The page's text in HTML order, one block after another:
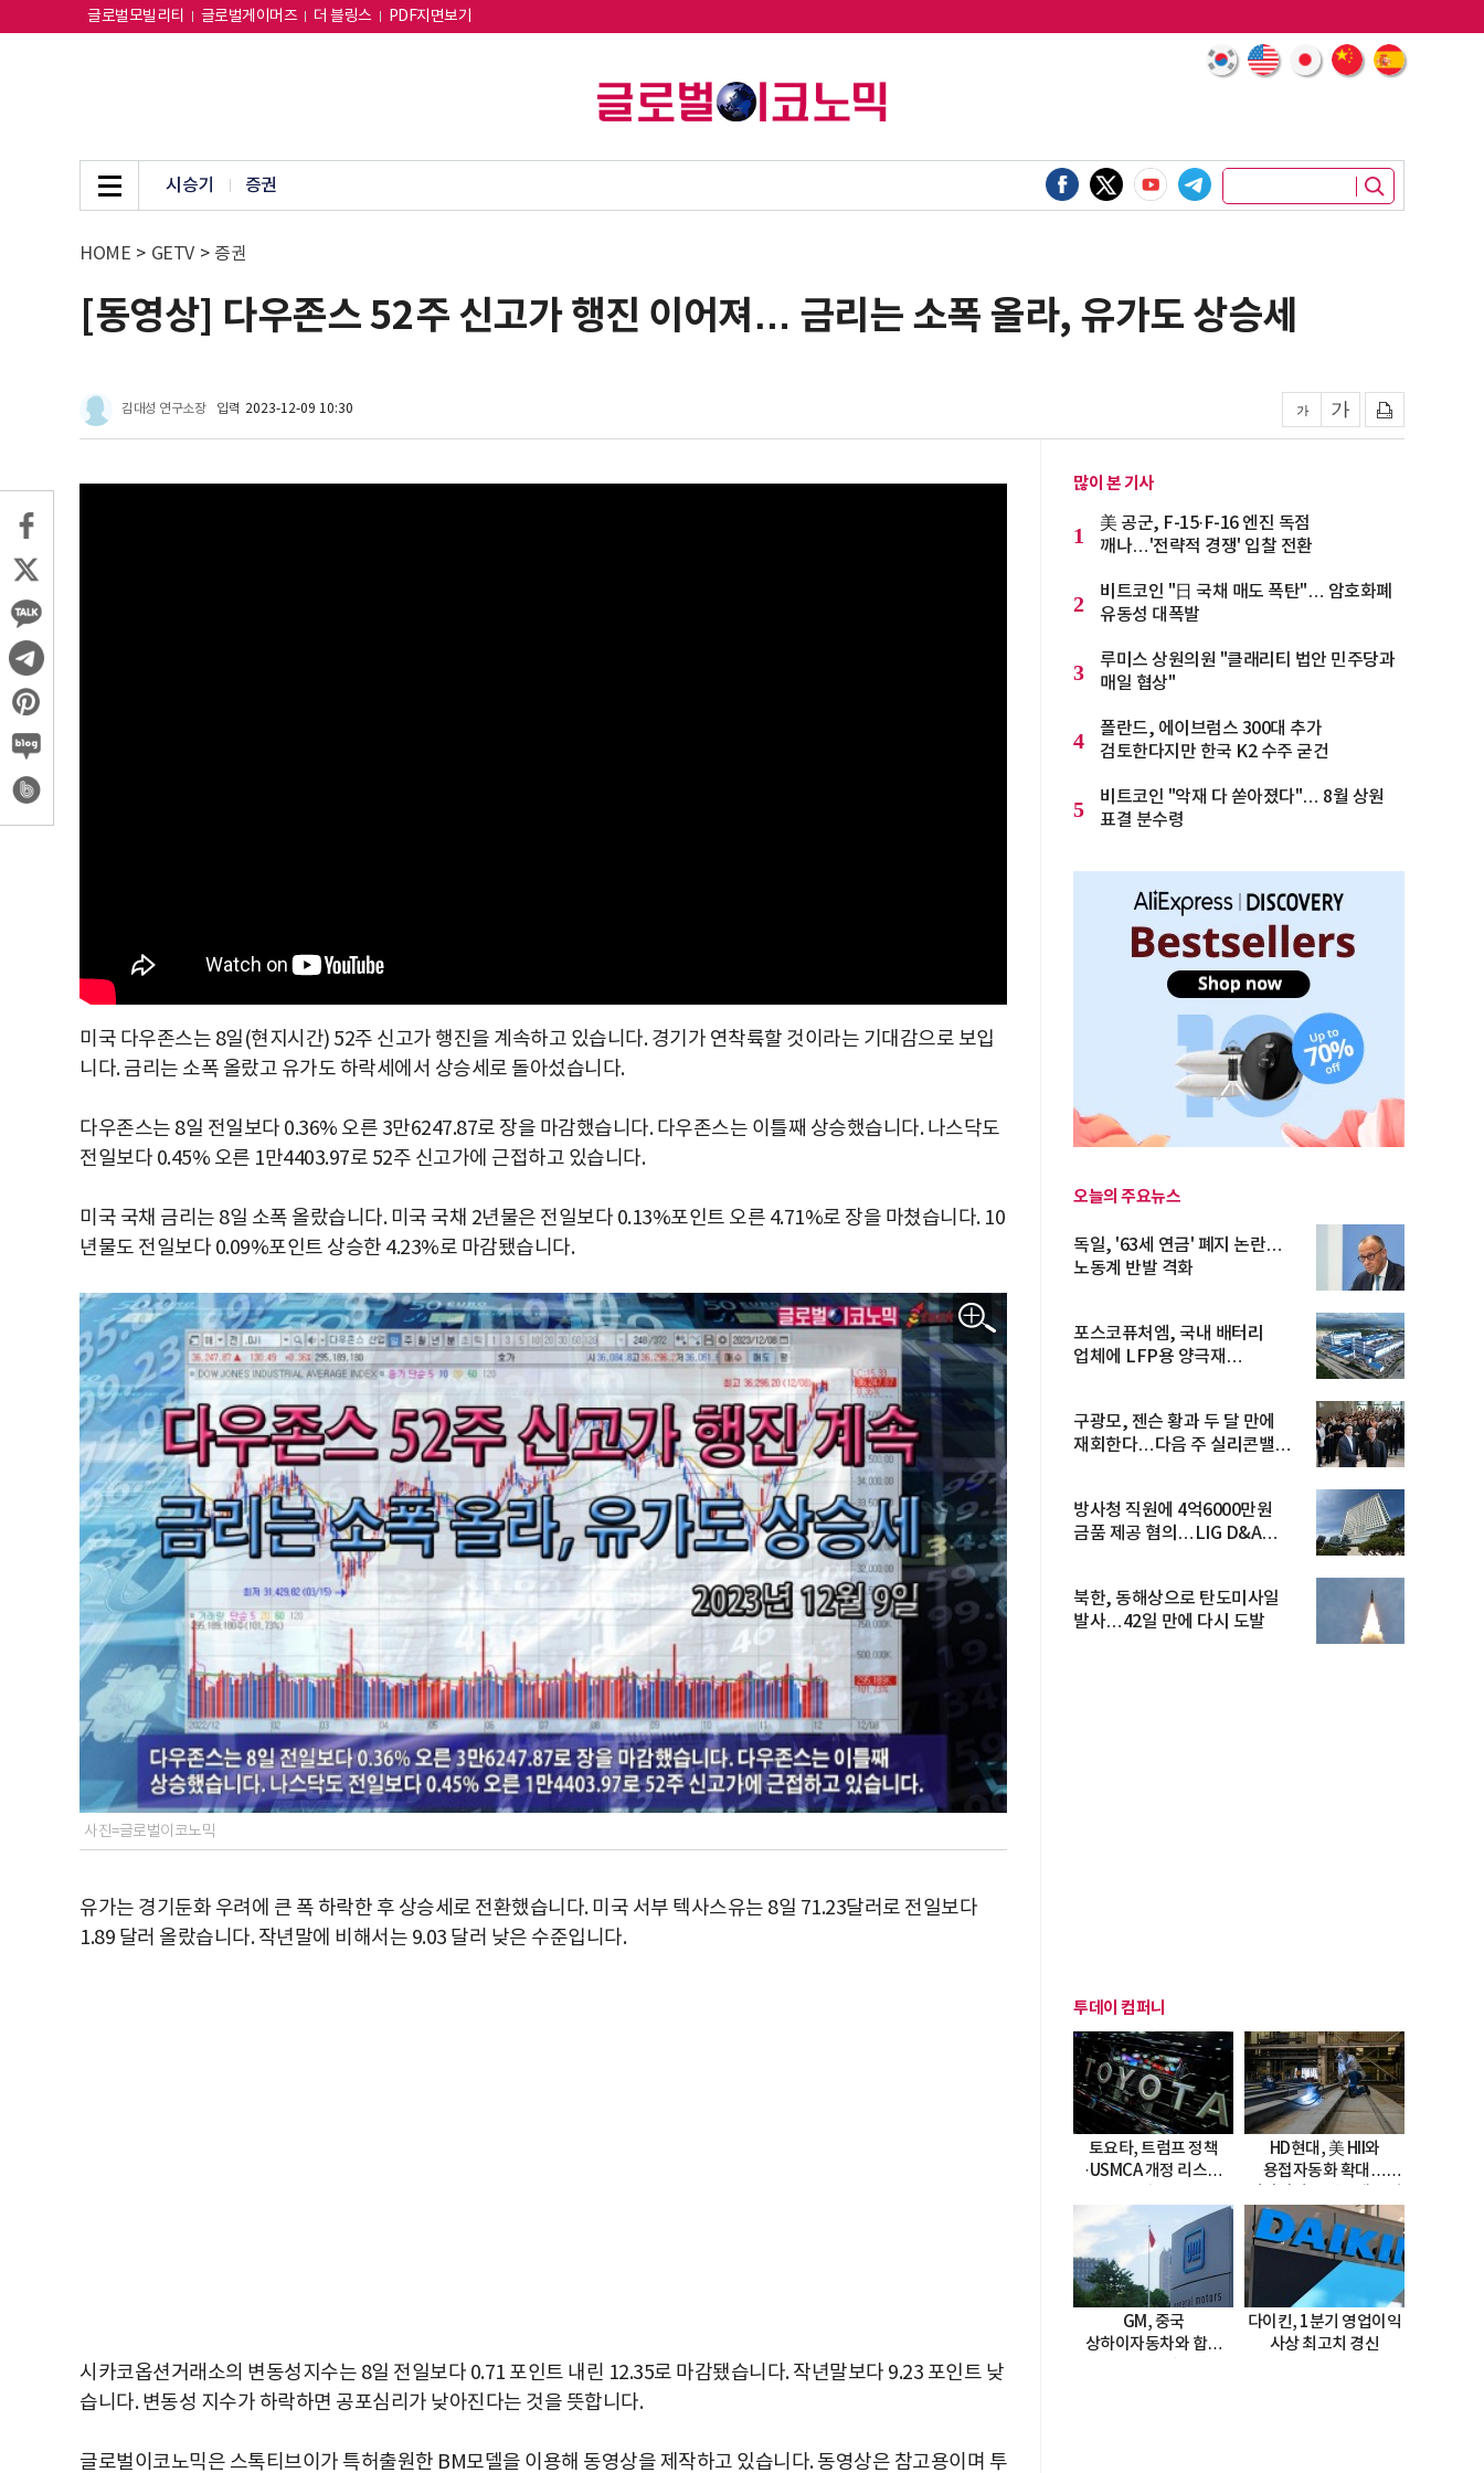
글로벌모빌리티 글로벌게이머즈 더 블링스 PDF지면보기
시승기 증권
HOME > GETV > 증권
[동영상] 다우존스 52주 신고가 행진 이어져… 금리는 소폭 올라, 유가도 상승세
김대성 연구소장 입력 2023-12-09 10:30
미국 다우존스는 8일(현지시간) 52주 신고가 행진을 계속하고 있습니다. 경기가 연착륙할 것이라는 기대감으로 보입
니다. 금리는 소폭 올랐고 유가도 하락세에서 상승세로 돌아섰습니다.
다우존스는 8일 전일보다 0.36% 오른 3만6247.87로 장을 마감했습니다. 다우존스는 이틀째 상승했습니다. 나스닥도
전일보다 0.45% 오른 1만4403.97로 52주 신고가에 근접하고 있습니다.
미국 국채 금리는 8일 소폭 올랐습니다. 미국 국채 2년물은 전일보다 0.13%포인트 오른 4.71%로 장을 마쳤습니다. 10
년물도 전일보다 0.09%포인트 상승한 4.23%로 마감됐습니다.
사진=글로벌이코노믹
유가는 경기둔화 우려에 큰 폭 하락한 후 상승세로 전환했습니다. 미국 서부 텍사스유는 8일 71.23달러로 전일보다
1.89 달러 올랐습니다. 작년말에 비해서는 9.03 달러 낮은 수준입니다.
시카코옵션거래소의 변동성지수는 8일 전일보다 0.71 포인트 내린 12.35로 마감됐습니다. 작년말보다 9.23 포인트 낮
습니다. 변동성 지수가 하락하면 공포심리가 낮아진다는 것을 뜻합니다.
글로벌이코노믹은 스톡티브이가 특허출원한 BM모델을 이용해 동영상을 제작하고 있습니다. 동영상은 참고용이며 투
많이 본 기사
1
美 공군, F-15·F-16 엔진 독점
깨나…'전략적 경쟁' 입찰 전환
2
비트코인 "日 국채 매도 폭탄"… 암호화폐
유동성 대폭발
3
루미스 상원의원 "클래리티 법안 민주당과
매일 협상"
4
폴란드, 에이브럼스 300대 추가
검토한다지만 한국 K2 수주 굳건
5
비트코인 "악재 다 쏟아졌다"… 8월 상원
표결 분수령
오늘의 주요뉴스
독일, '63세 연금' 폐지 논란…
노동계 반발 격화
포스코퓨처엠, 국내 배터리
업체에 LFP용 양극재
구광모, 젠슨 황과 두 달 만에
재회한다…다음 주 실리콘밸리
방사청 직원에 4억6000만원
금품 제공 혐의…LIG D&A
북한, 동해상으로 탄도미사일
발사…42일 만에 다시 도발
투데이 컴퍼니
토요타, 트럼프 정책
·USMCA 개정 리스크
HD현대, 美 HII와
용접자동화 확대…
도입
GM, 중국
상하이자동차와 합작
다이킨, 1분기 영업이익
사상 최고치 경신